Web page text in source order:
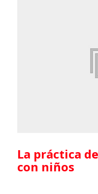
La práctica del psicoanálisis
con niños